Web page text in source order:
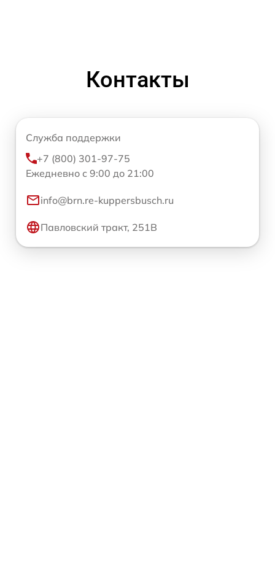
Контакты
Служба поддержки
+7 (800) 301-97-75
Ежедневно с 9:00 до 21:00
info@brn.re-kuppersbusch.ru
Павловский тракт, 251В